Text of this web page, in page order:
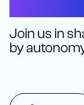
Join us in
by